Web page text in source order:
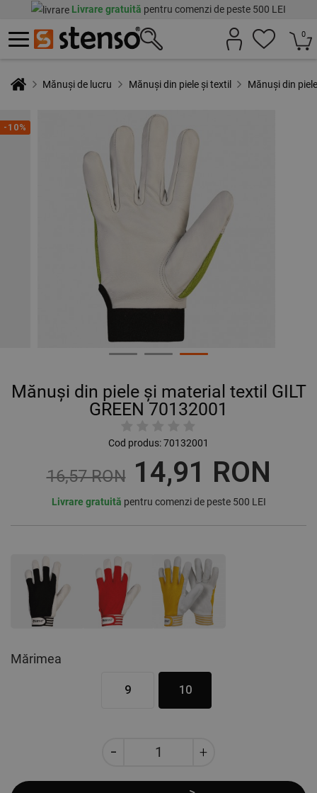
Livrare gratuită pentru comenzi de peste 500 LEI
0
Mănuși de lucru Mănuși din piele și textil Mănuși din
-10%
Mănuși din piele și material textil GILT
GREEN 70132001
Cod produs:70132001
16,57 RON 14,91 RON
Livrare gratuită pentru comenzi de peste 500 LEI
Mărimea
9 10